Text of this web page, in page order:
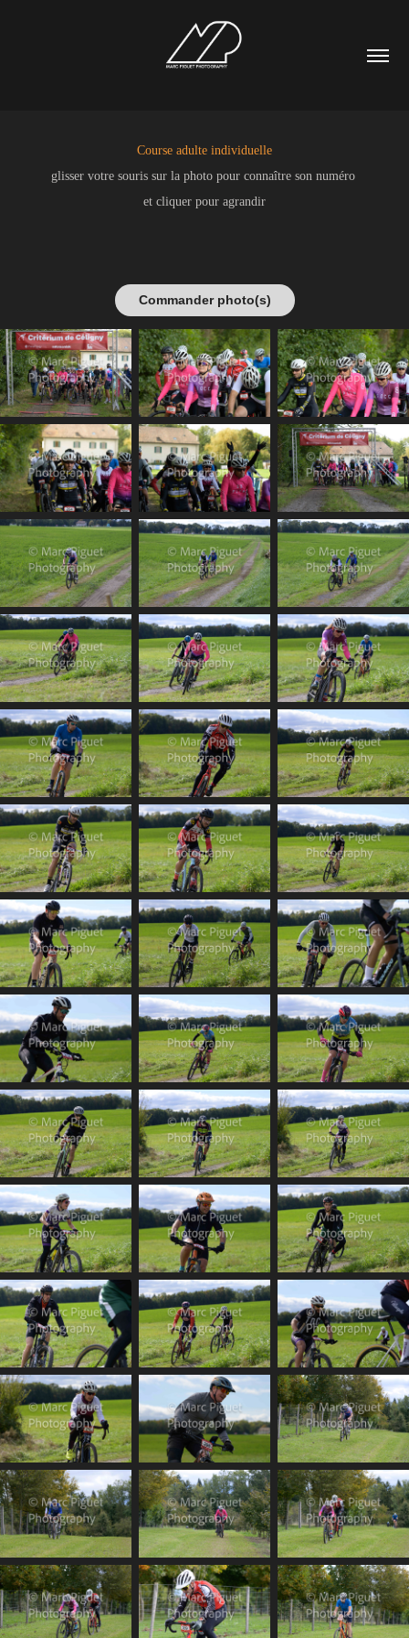
Course adulte individuelle
glisser votre souris sur la photo pour connaître son numéro
et cliquer pour agrandir
Commander photo(s)